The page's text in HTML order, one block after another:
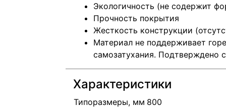
Экологичность (не содержит
Прочность покрытия
Жесткость конструкции
Материал не поддерживает
самозатухания. Подтверждено
Характеристики
Типоразмеры, мм 800